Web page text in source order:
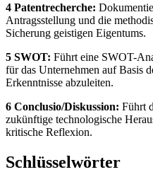
4 Patentrecherche:
Antragsstellung und die
Sicherung geistigen Eigentums.
5 SWOT: Führt eine SWOT-
für das Unternehmen auf Basis
Erkenntnisse abzuleiten.
6 Conclusio/Diskussion: Führt
zukünftige technologische
kritische Reflexion.
Schlüsselwörter